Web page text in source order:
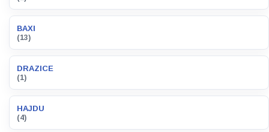
BAXI
(13)
DRAZICE
(1)
HAJDU
(4)